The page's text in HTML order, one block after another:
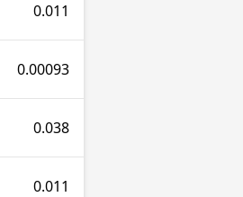
0.011
0.00093
0.038
0.011